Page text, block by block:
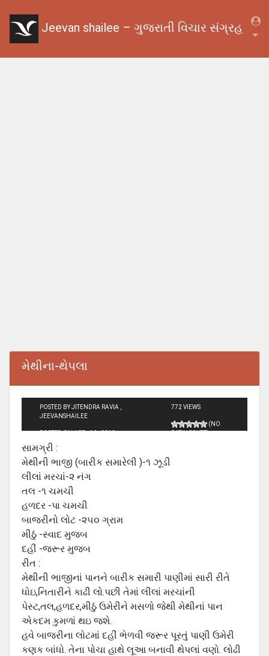
Jeevan shailee – ગુજરાતી વિચાર સંગ્રહ
મેથીના-થેપલા
POSTED BY JITENDRA RAVIA ,
JEEVANSHAILEE
POSTED ON APR - 16 - 2012
772 VIEWS
(NO
RATINGS YET)
સામગ્રી :
મેથીની ભાજી (બારીક સમારેલી )-૧ ઝૂડી
લીલાં મરચાં-૨ નંગ
તલ -૧ ચમચી
હળદર -પા ચમચી
બાજરીનો લોટ -૨૫૦ ગ્રામ
મીઠું -સ્વાદ મુજબ
દહીં -જરૂર મુજબ
રીત :
મેથીની ભાજીનાં પાનને બારીક સમારી પાણીમાં સારી રીતે
ધોઇ,નિતારીને કાઢી લો.પછી તેમાં લીલાં મરચાંની
પેસ્ટ,તલ,હળદર,મીઠું ઉમેરીને મસળો જેથી મેથીનાં પાન
એકદમ કુમળાં થઇ જશે.
હવે બાજરીના લોટમાં દહીં ભેળવી જરૂર પૂરતું પાણી ઉમેરી
કણક બાંધો. તેના પોચા હાથે લૂઆ બનાવી થેપલાં વણો. લોઢી